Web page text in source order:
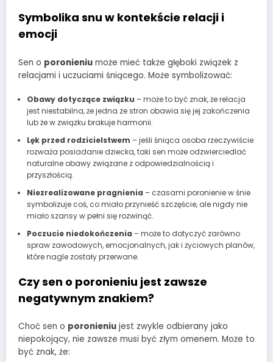
Symbolika snu w kontekście relacji i
emocji
Sen o poronieniu może mieć także głęboki związek z
relacjami i uczuciami śniącego. Może symbolizować:
Obawy dotyczące związku – może to być znak, że relacja
jest niestabilna, że jedna ze stron obawia się jej zakończenia
lub że w związku brakuje harmonii.
Lęk przed rodzicielstwem – jeśli śniąca osoba rzeczywiście
rozważa posiadanie dziecka, taki sen może odzwierciedlać
naturalne obawy związane z odpowiedzialnością i
przyszłością.
Niezrealizowane pragnienia – czasami poronienie w śnie
symbolizuje coś, co miało przynieść szczęście, ale nigdy nie
miało szansy w pełni się rozwinąć.
Poczucie niedokończenia – może to dotyczyć zarówno
spraw zawodowych, emocjonalnych, jak i życiowych planów,
które nagle zostały przerwane.
Czy sen o poronieniu jest zawsze
negatywnym znakiem?
Choć sen o poronieniu jest zwykle odbierany jako
niepokojący, nie zawsze musi być złym omenem. Może to
być znak, że: